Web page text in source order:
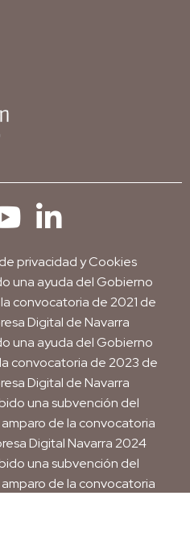
privacidad y Cookies
una ayuda del Gobierno
convocatoria de 2021 de
Digital de Navarra
una ayuda del Gobierno
convocatoria de 2023 de
Digital de Navarra
una subvención del
de la convocatoria
Digital Navarra 2024
una subvención del
de la convocatoria